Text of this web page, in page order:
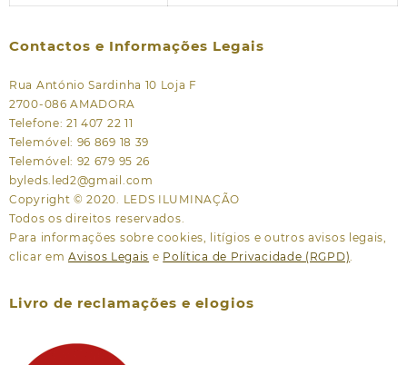
Contactos e Informações Legais
Rua António Sardinha 10 Loja F
2700-086 AMADORA
Telefone: 21 407 22 11
Telemóvel: 96 869 18 39
Telemóvel: 92 679 95 26
byleds.led2@gmail.com
Copyright © 2020. LEDS ILUMINAÇÃO
Todos os direitos reservados.
Para informações sobre cookies, litígios e outros avisos legais,
clicar em Avisos Legais e Política de Privacidade (RGPD).
Livro de reclamações e elogios